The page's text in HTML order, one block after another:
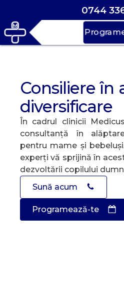
0744
Consiliere în
diversificare
În cadrul clinicii
consultanță în
pentru mame și
experți vă sprijină în
dezvoltării copilului
Sună acum
Programează-te